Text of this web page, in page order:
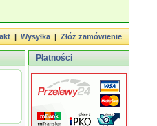
|Wysyłka|Złóż zamówienie
Płatności